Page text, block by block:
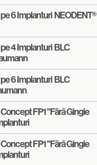
6 Implanturi NEODENT®
4 Implanturi BLC
6 Implanturi BLC
FP1 "Fără Gingie
FP1 "Fără Gingie